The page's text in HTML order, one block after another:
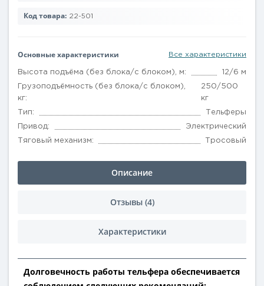
Код товара: 22-501
Основные характеристики Все характеристики
Высота подъёма (без блока/с блоком), м: 12/6 м
Грузоподъёмность (без блока/с блоком),
кг:
250/500
кг
Тип: Тельферы
Привод: Электрический
Тяговый механизм: Тросовый
Описание
Отзывы (4)
Характеристики
Долговечность работы тельфера обеспечивается